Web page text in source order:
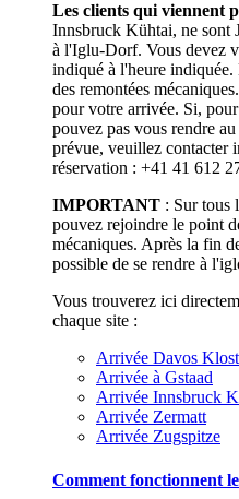
Les clients qui viennent
Innsbruck Kühtai, ne sont
à l'Iglu-Dorf. Vous devez
indiqué à l'heure indiquée.
des remontées
pour votre arrivée. Si,
pouvez pas vous rendre
prévue, veuillez contacter
réservation : +41 41 612
IMPORTANT : Sur tous
pouvez rejoindre le point
mécaniques. Après la fin
possible de se rendre à
Vous trouverez ici
chaque site :
Arrivée Davos
Arrivée à Gstaad
Arrivée Innsbruck
Arrivée Zermatt
Arrivée Zugspitze
Comment fonctionnent